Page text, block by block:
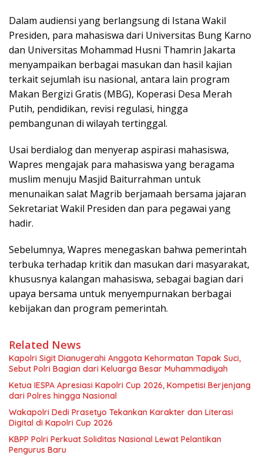
Dalam audiensi yang berlangsung di Istana Wakil
Presiden, para mahasiswa dari Universitas Bung Karno
dan Universitas Mohammad Husni Thamrin Jakarta
menyampaikan berbagai masukan dan hasil kajian
terkait sejumlah isu nasional, antara lain program
Makan Bergizi Gratis (MBG), Koperasi Desa Merah
Putih, pendidikan, revisi regulasi, hingga
pembangunan di wilayah tertinggal.
Usai berdialog dan menyerap aspirasi mahasiswa,
Wapres mengajak para mahasiswa yang beragama
muslim menuju Masjid Baiturrahman untuk
menunaikan salat Magrib berjamaah bersama jajaran
Sekretariat Wakil Presiden dan para pegawai yang
hadir.
Sebelumnya, Wapres menegaskan bahwa pemerintah
terbuka terhadap kritik dan masukan dari masyarakat,
khususnya kalangan mahasiswa, sebagai bagian dari
upaya bersama untuk menyempurnakan berbagai
kebijakan dan program pemerintah.
Related News
Kapolri Sigit Dianugerahi Anggota Kehormatan Tapak Suci,
Sebut Polri Bagian dari Keluarga Besar Muhammadiyah
Ketua IESPA Apresiasi Kapolri Cup 2026, Kompetisi Berjenjang
dari Polres hingga Nasional
Wakapolri Dedi Prasetyo Tekankan Karakter dan Literasi
Digital di Kapolri Cup 2026
KBPP Polri Perkuat Soliditas Nasional Lewat Pelantikan
Pengurus Baru